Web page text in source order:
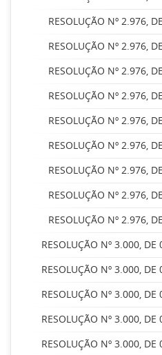
RESOLUÇÃO Nº 2.976,
RESOLUÇÃO Nº 2.976,
RESOLUÇÃO Nº 2.976,
RESOLUÇÃO Nº 2.976,
RESOLUÇÃO Nº 2.976,
RESOLUÇÃO Nº 2.976,
RESOLUÇÃO Nº 2.976,
RESOLUÇÃO Nº 2.976,
RESOLUÇÃO Nº 2.976,
RESOLUÇÃO Nº 3.000,
RESOLUÇÃO Nº 3.000,
RESOLUÇÃO Nº 3.000,
RESOLUÇÃO Nº 3.000,
RESOLUÇÃO Nº 3.000,